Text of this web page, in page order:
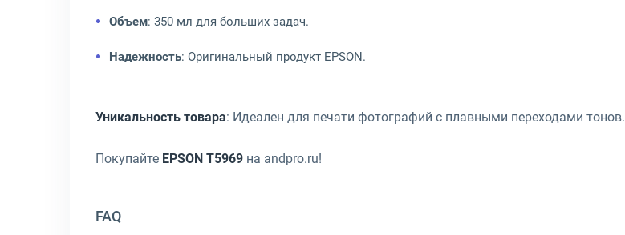
Объем: 350 мл для больших задач.
Надежность: Оригинальный продукт EPSON.
Уникальность товара: Идеален для печати фотографий с плавными переходами тонов.
Покупайте EPSON T5969 на andpro.ru!
FAQ